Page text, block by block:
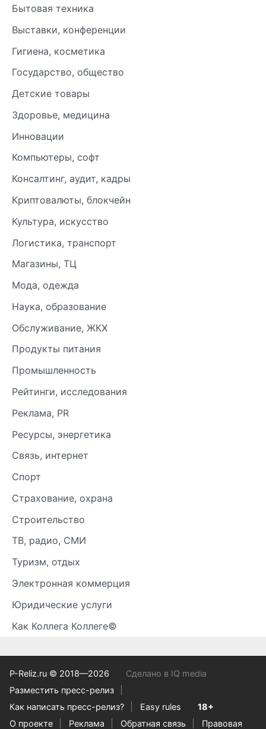
Бытовая техника
Выставки, конференции
Гигиена, косметика
Государство, общество
Детские товары
Здоровье, медицина
Инновации
Компьютеры, софт
Консалтинг, аудит, кадры
Криптовалюты, блокчейн
Культура, искусство
Логистика, транспорт
Магазины, ТЦ
Мода, одежда
Наука, образование
Обслуживание, ЖКХ
Продукты питания
Промышленность
Рейтинги, исследования
Реклама, PR
Ресурсы, энергетика
Связь, интернет
Спорт
Страхование, охрана
Строительство
ТВ, радио, СМИ
Туризм, отдых
Электронная коммерция
Юридические услуги
Как Коллега Коллеге©
P-Reliz.ru © 2018—2026
Сделано в IQ media
Разместить пресс-релиз
Как написать пресс-релиз?
Easy rules
18+
О проекте
Реклама Обратная связь Правовая